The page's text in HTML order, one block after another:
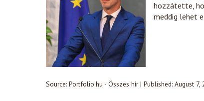
hozzátette,
meddig lehet
Source: Portfolio.hu - Összes hír| Published: August 7,